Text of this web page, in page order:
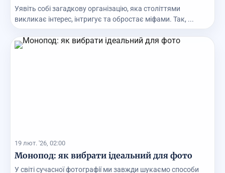
Уявіть собі загадкову організацію, яка століттями
викликає інтерес, інтригує та обростає міфами. Так, ...
19 лют. '26, 02:00
Монопод: як вибрати ідеальний для фото
У світі сучасної фотографії ми завжди шукаємо способи